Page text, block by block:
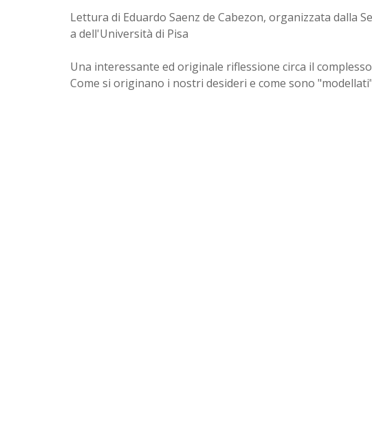
Lettura di Eduardo Saenz de Cabezon, organizzata dalla
a dell'Università di Pisa
Una interessante ed originale riflessione circa il
Come si originano i nostri desideri e come sono